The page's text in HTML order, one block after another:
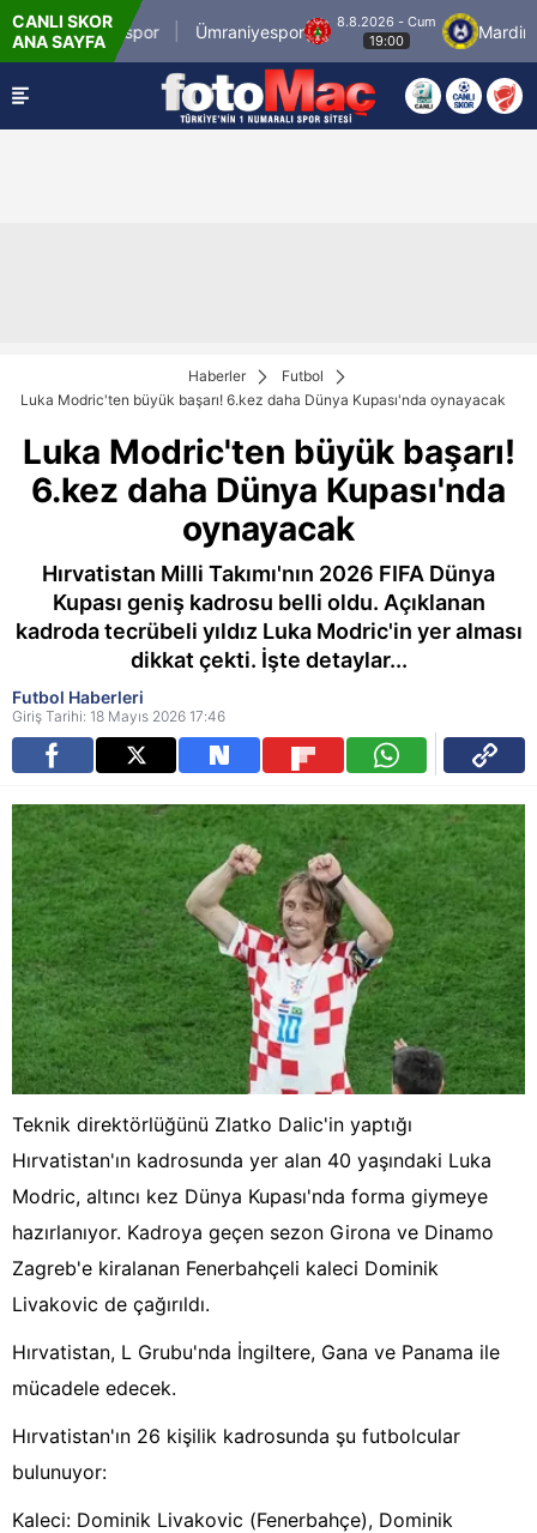
CANLI SKOR
ANA SAYFA
İstanbulspor Ümraniyespor
8.8.2026 - Cum
19:00
Mardin
Haberler
Futbol
Luka Modric'ten büyük başarı! 6.kez daha Dünya Kupası'nda oynayacak
Luka Modric'ten büyük başarı!
6.kez daha Dünya Kupası'nda
oynayacak
Hırvatistan Milli Takımı'nın 2026 FIFA Dünya
Kupası geniş kadrosu belli oldu. Açıklanan
kadroda tecrübeli yıldız Luka Modric'in yer alması
dikkat çekti. İşte detaylar...
Futbol Haberleri
Giriş Tarihi: 18 Mayıs 2026 17:46
Teknik direktörlüğünü Zlatko Dalic'in yaptığı
Hırvatistan'ın kadrosunda yer alan 40 yaşındaki Luka
Modric, altıncı kez Dünya Kupası'nda forma giymeye
hazırlanıyor. Kadroya geçen sezon Girona ve Dinamo
Zagreb'e kiralanan Fenerbahçeli kaleci Dominik
Livakovic de çağırıldı.
Hırvatistan, L Grubu'nda İngiltere, Gana ve Panama ile
mücadele edecek.
Hırvatistan'ın 26 kişilik kadrosunda şu futbolcular
bulunuyor:
Kaleci: Dominik Livakovic (Fenerbahçe), Dominik